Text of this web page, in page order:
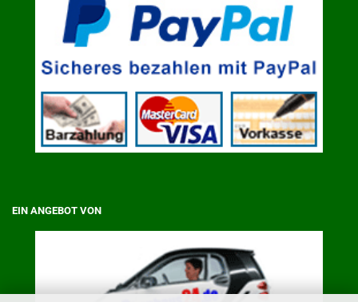
EIN ANGEBOT VON